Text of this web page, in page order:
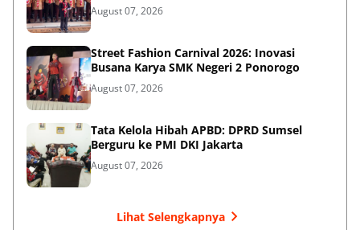
August 07, 2026
Street Fashion Carnival 2026: Inovasi
Busana Karya SMK Negeri 2 Ponorogo
August 07, 2026
Tata Kelola Hibah APBD: DPRD Sumsel
Berguru ke PMI DKI Jakarta
August 07, 2026
Lihat Selengkapnya